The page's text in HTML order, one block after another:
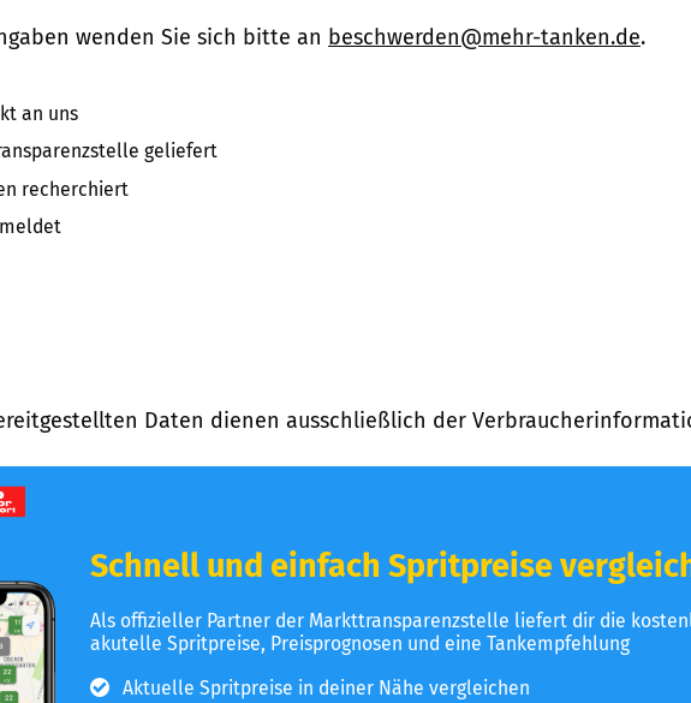
wenden Sie sich bitte an beschwerden@mehr-tanken.de.
an uns
geliefert
recherchiert
Daten dienen ausschließlich der
Schnell und einfach Spritpreise
Als offizieller Partner der Markttransparenzstelle liefert dir die
akutelle Spritpreise, Preisprognosen und eine Tankempfehlung
Aktuelle Spritpreise in deiner Nähe vergleichen